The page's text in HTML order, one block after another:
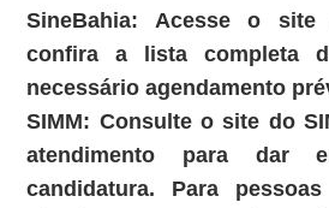
SineBahia: Acesse o site
confira a lista completa
necessário agendamento
SIMM: Consulte o site do
atendimento para dar
candidatura. Para